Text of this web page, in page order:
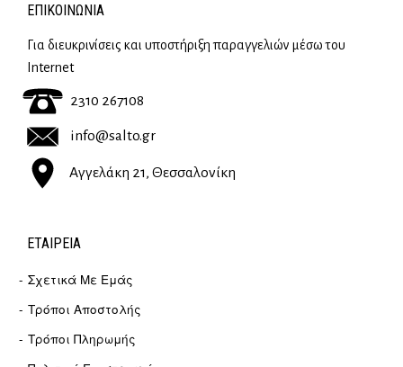
ΕΠΙΚΟΙΝΩΝΊΑ
Για διευκρινίσεις και υποστήριξη παραγγελιών μέσω του
Internet
2310 267108
info@salto.gr
Αγγελάκη 21, Θεσσαλονίκη
ΕΤΑΙΡΕΊΑ
Σχετικά Με Εμάς
Τρόποι Αποστολής
Τρόποι Πληρωμής